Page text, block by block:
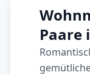
Paare